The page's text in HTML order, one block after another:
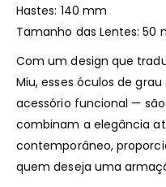
Hastes: 140 mm
Tamanho das Lentes: 50
Com um design que
Miu, esses óculos de
acessório funcional —
combinam a elegância
contemporâneo,
quem deseja uma